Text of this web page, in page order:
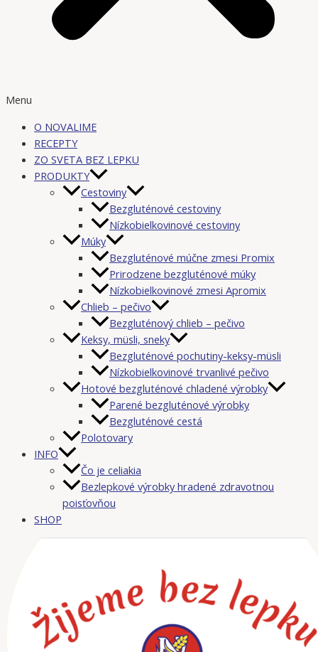
Menu
O NOVALIME
RECEPTY
ZO SVETA BEZ LEPKU
PRODUKTY
Cestoviny
Bezgluténové cestoviny
Nízkobielkovinové cestoviny
Múky
Bezgluténové múčne zmesi Promix
Prirodzene bezgluténové múky
Nízkobielkovinové zmesi Apromix
Chlieb – pečivo
Bezgluténový chlieb – pečivo
Keksy, müsli, sneky
Bezgluténové pochutiny-keksy-müsli
Nízkobielkovinové trvanlivé pečivo
Hotové bezgluténové chladené výrobky
Parené bezgluténové výrobky
Bezgluténové cestá
Polotovary
INFO
Čo je celiakia
Bezlepkové výrobky hradené zdravotnou
poisťovňou
SHOP